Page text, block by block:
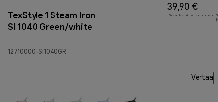
TexStyle 1 Steam Iron
SI 1040 Green/white
12710000-SI1040GR
39,90 €
Sisältää ALV-summan
Vertaa